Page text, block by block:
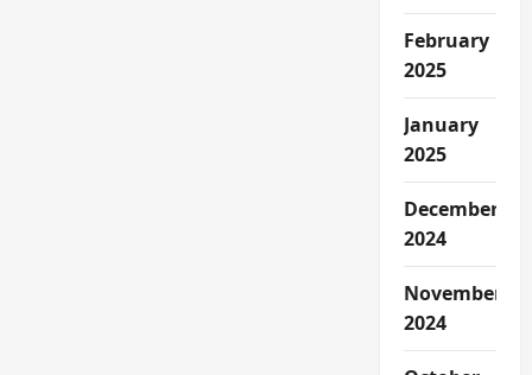
February
2025
January
2025
December
2024
November
2024